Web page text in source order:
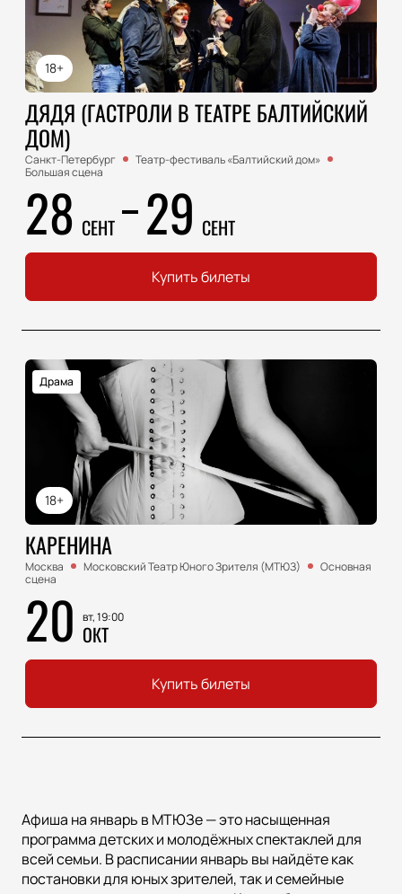
18+
ДЯДЯ (ГАСТРОЛИ В ТЕАТРЕ БАЛТИЙСКИЙ
ДОМ)
Санкт-Петербург
Театр-фестиваль «Балтийский дом»
Большая сцена
28 СЕНТ 29 СЕНТ
Купить билеты
18+
Драма
КАРЕНИНА
Москва Московский Театр Юного Зрителя (МТЮЗ)
Основная
сцена
20 вт, 19:00
ОКТ
Купить билеты
Афиша на январь в МТЮЗе — это насыщенная
программа детских и молодёжных спектаклей для
всей семьи. В расписании январь вы найдёте как
постановки для юных зрителей, так и семейные